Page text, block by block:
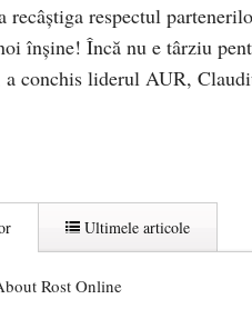
recâștiga respectul
înșine! Încă nu e târziu
a conchis liderul AUR,
Ultimele articole
Rost Online